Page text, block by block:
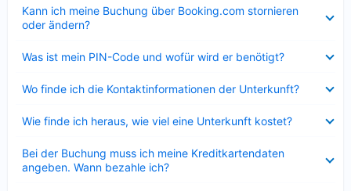
Kann ich meine Buchung über Booking.com stornieren
oder ändern?
Was ist mein PIN-Code und wofür wird er benötigt?
Wo finde ich die Kontaktinformationen der Unterkunft?
Wie finde ich heraus, wie viel eine Unterkunft kostet?
Bei der Buchung muss ich meine Kreditkartendaten
angeben. Wann bezahle ich?